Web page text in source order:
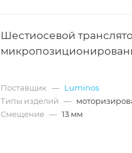
Шестиосевой
Поставщик — Luminos
Типы изделий —
Смещение — 13 мм